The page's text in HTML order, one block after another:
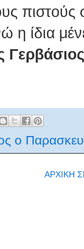
πιστούς
η ίδια
ο
ΑΡΧΙΚΗ